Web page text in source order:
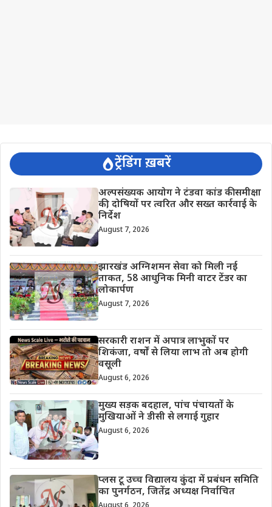
ट्रेंडिंग ख़बरें
अल्पसंख्यक आयोग ने टंडवा कांड की समीक्षा
की, दोषियों पर त्वरित और सख्त कार्रवाई के
निर्देश
August 7, 2026
झारखंड अग्निशमन सेवा को मिली नई
ताकत, 58 आधुनिक मिनी वाटर टेंडर का
लोकार्पण
August 7, 2026
सरकारी राशन में अपात्र लाभुकों पर
शिकंजा, वर्षों से लिया लाभ तो अब होगी
वसूली
August 6, 2026
मुख्य सड़क बदहाल, पांच पंचायतों के
मुखियाओं ने डीसी से लगाई गुहार
August 6, 2026
प्लस टू उच्च विद्यालय कुंदा में प्रबंधन समिति
का पुनर्गठन, जितेंद्र अध्यक्ष निर्वाचित